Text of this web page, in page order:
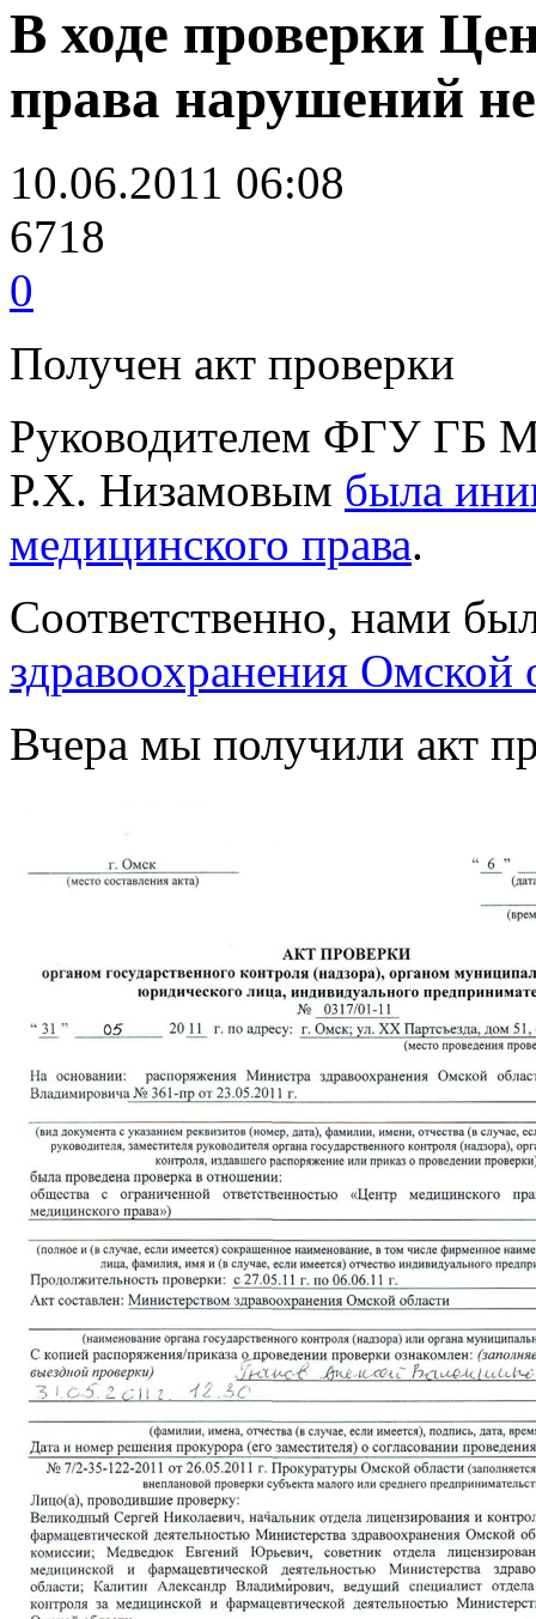
В ходе проверки
права нарушений
10.06.2011 06:08
6718
0
Получен акт проверки
Руководителем ФГУ ГБ
Р.Х. Низамовым была
медицинского права.
Соответственно, нами
здравоохранения Омской
Вчера мы получили акт